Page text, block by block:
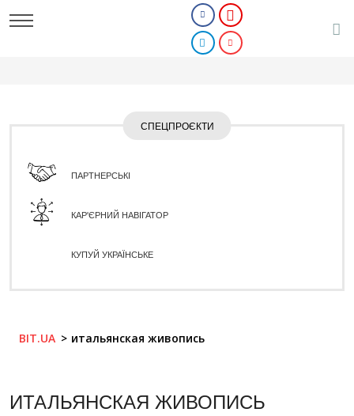
СПЕЦПРОЄКТИ
ПАРТНЕРСЬКІ
КАР'ЄРНИЙ НАВІГАТОР
КУПУЙ УКРАЇНСЬКЕ
BIT.UA итальянская живопись
ИТАЛЬЯНСКАЯ ЖИВОПИСЬ